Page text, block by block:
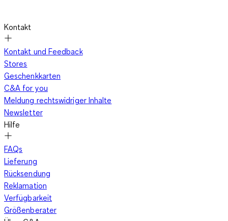
Kontakt
Kontakt und Feedback
Stores
Geschenkkarten
C&A for you
Meldung rechtswidriger Inhalte
Newsletter
Hilfe
FAQs
Lieferung
Rücksendung
Reklamation
Verfügbarkeit
Größenberater